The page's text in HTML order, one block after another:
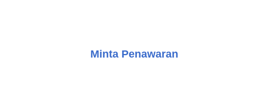
Minta Penawaran